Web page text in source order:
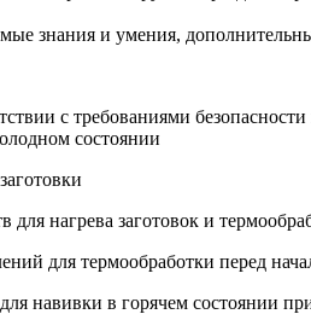
знания и умения,
с требованиями
состоянии
для нагрева заготовок и
для термообработки перед
навивки в горячем состоянии